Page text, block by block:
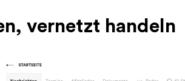
vernetzt handeln